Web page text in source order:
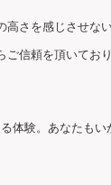
さを感じさせな
信頼を頂いてお
体験。あなたもい